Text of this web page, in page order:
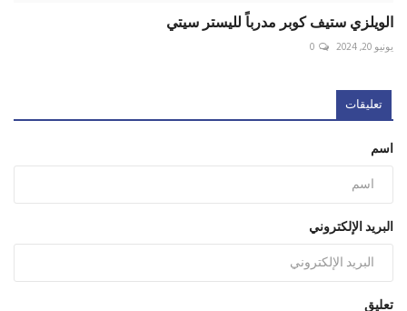
الويلزي ستيف كوبر مدرباً لليستر سيتي
يونيو 20, 2024 0
تعليقات
اسم
البريد الإلكتروني
تعليق